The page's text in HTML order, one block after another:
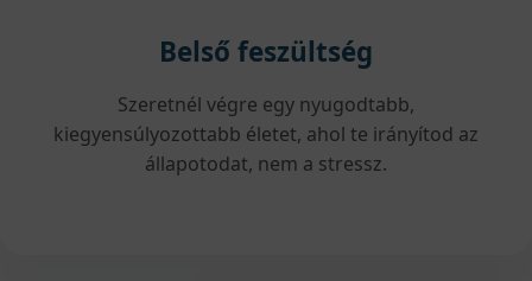
Belső feszültség
Szeretnél végre egy nyugodtabb,
kiegyensúlyozottabb életet, ahol te irányítod az
állapotodat, nem a stressz.